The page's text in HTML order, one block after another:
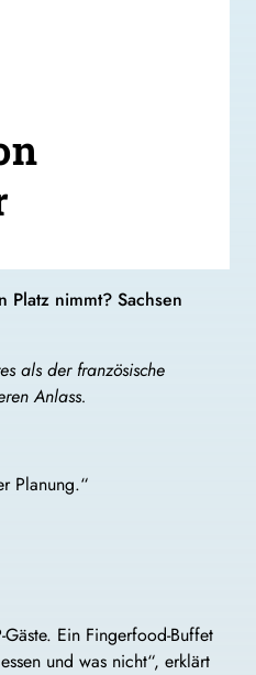
nimmt? Sachsen
als der französische
Anlass.
Planung.“
Ein Fingerfood-Buffet
und was nicht“, erklärt